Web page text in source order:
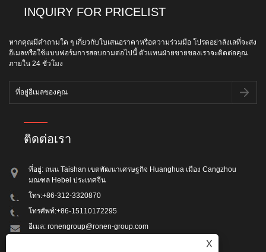
INQUIRY FOR PRICELIST
หากคุณมีคำถามใด ๆ เกี่ยวกับใบเสนอราคาหรือความร่วมมือ โปรดอย่าลังเลที่จะส่ง
อีเมลหรือใช้แบบฟอร์มการสอบถามต่อไปนี้ ตัวแทนฝ่ายขายของเราจะติดต่อคุณ
ภายใน 24 ชั่วโมง
ติดต่อเรา
ที่อยู่: ถนน Taishan เขตพัฒนาเศรษฐกิจ Huanghua เมือง Cangzhou
มณฑล Hebei ประเทศจีน
โทร:+86-312-3320870
โทรศัพท์:+86-15110172295
อีเมล:ronengroup@ronen-group.com
X